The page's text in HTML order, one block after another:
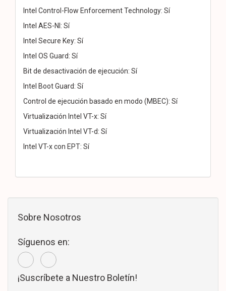
Intel Control-Flow Enforcement Technology: Sí
Intel AES-NI: Sí
Intel Secure Key: Sí
Intel OS Guard: Sí
Bit de desactivación de ejecución: Sí
Intel Boot Guard: Sí
Control de ejecución basado en modo (MBEC): Sí
Virtualización Intel VT-x: Sí
Virtualización Intel VT-d: Sí
Intel VT-x con EPT: Sí
Sobre Nosotros
Síguenos en:
¡Suscríbete a Nuestro Boletín!